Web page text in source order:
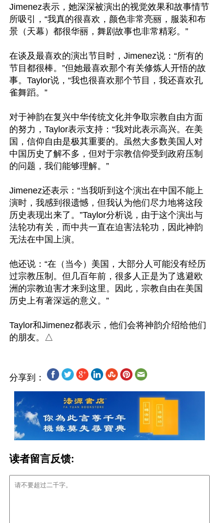
Jimenez表示，她深深被演出的视觉效果和故事情节
所吸引，“我真的很喜欢，颜色非常亮丽，服装和布
景（天幕）都很华丽，舞剧故事也非常精彩。”
在谈及最喜欢的演出节目时，Jimenez说：“所有的
节目都很棒。”但她最喜欢那个有关修炼人开悟的故
事。Taylor说，“我也很喜欢那个节目，我还喜欢孔
雀舞蹈。”
对于神韵在复兴中华传统文化并争取宗教自由方面
的努力，Taylor表示支持：“我对此表示高兴。在美
国，信仰自由是极其重要的。虽然大多数美国人对
中国历史了解不多，但对于宗教信仰受到政府压制
的问题，我们能够理解。”
Jimenez还表示：“当我听到这个演出在中国不能上
演时，我感到很遗憾，但我认为他们尽力地将这段
历史表现出来了。”Taylor分析说，由于这个演出与
法轮功有关，而中共一直在迫害法轮功，因此神韵
无法在中国上演。
他还说：“在（当今）美国，大部分人可能没有经历
过宗教压制。但几百年前，很多人正是为了逃避欧
洲的宗教迫害才来到这里。因此，宗教自由在美国
历史上有著深远的意义。”
Taylor和Jimenez都表示，他们会将神韵介绍给他们
分享到：
读者留言反馈: